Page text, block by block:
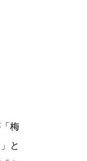
梅
と